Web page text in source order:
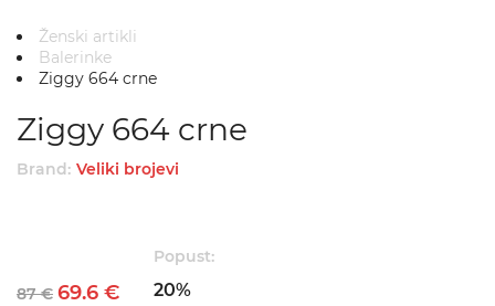
Ženski artikli
Balerinke
Ziggy 664 crne
Ziggy 664 crne
Brand: Veliki brojevi
87 € 69.6 €
Popust:
20%